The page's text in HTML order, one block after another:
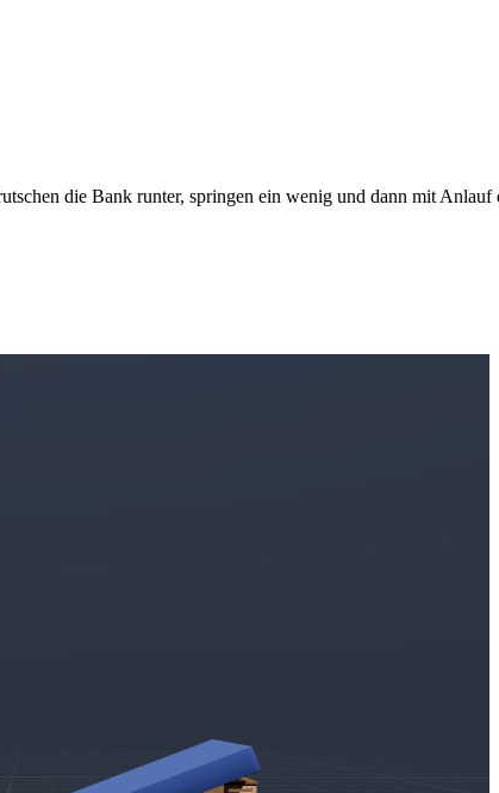
die Bank runter, springen ein wenig und dann mit